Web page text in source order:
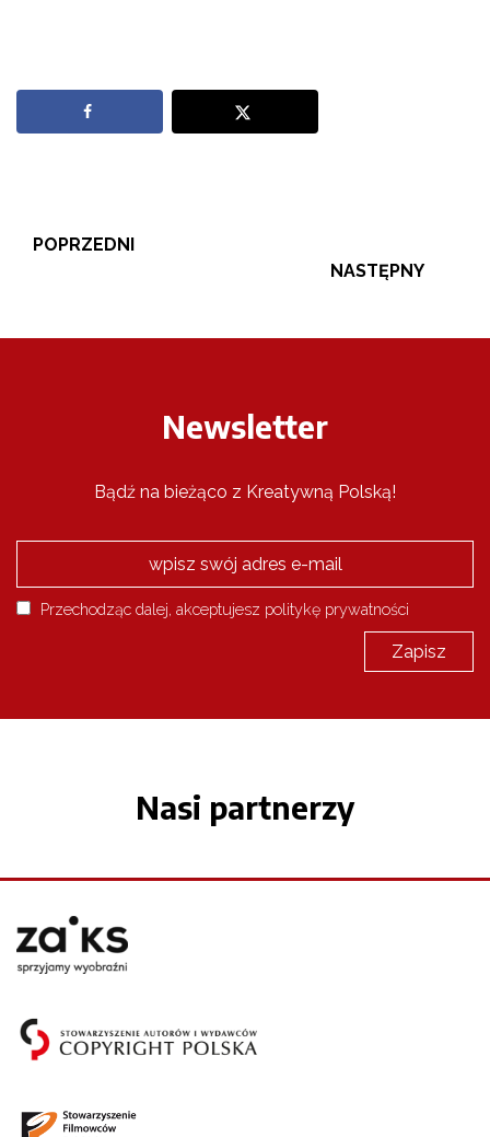
POPRZEDNI
NASTĘPNY
Newsletter
Bądź na bieżąco z Kreatywną Polską!
Przechodząc dalej, akceptujesz politykę prywatności
Nasi partnerzy